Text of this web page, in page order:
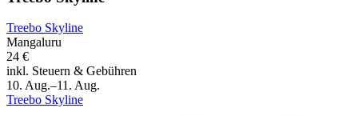
Treebo Skyline
Mangaluru
24 €
inkl. Steuern & Gebühren
10. Aug.–11. Aug.
Treebo Skyline